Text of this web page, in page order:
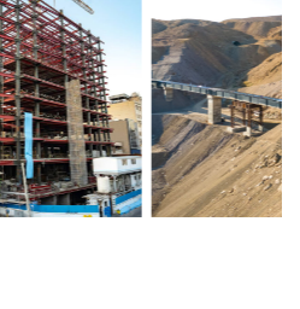
پروژه پست بانک
ساختمانی